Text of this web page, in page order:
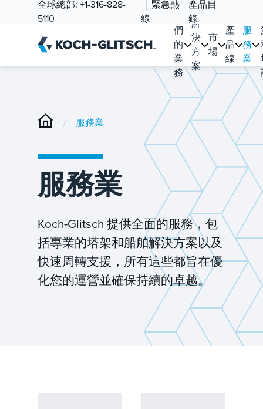
全球總部: +1-316-828-
5110
緊急熱
線
產品目
錄
們
的
業
務
解
決
方
案
市
場
產
品
線
服
務
業
/ 服務業
服務業
Koch-Glitsch 提供全面的服務，包
括專業的塔架和船舶解決方案以及
快速周轉支援，所有這些都旨在優
化您的運營並確保持續的卓越。